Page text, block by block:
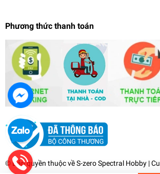
Phương thức thanh toán
© Bản quyền thuộc vềS-zero Spectral Hobby |
Mạch khuếch đại Giải Mã
speaker
115.000₫